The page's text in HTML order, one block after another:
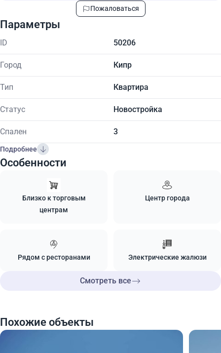
Пожаловаться
Параметры
ID 50206
Город Кипр
Тип Квартира
Статус Новостройка
Спален 3
Подробнее
Особенности
Близко к торговым
центрам
Центр города
Рядом с ресторанами Электрические жалюзи
Смотреть все
Похожие объекты